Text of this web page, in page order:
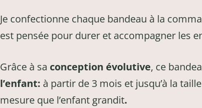
Je confectionne chaque bandeau à la
est pensée pour durer et accompagner les
Grâce à sa conception évolutive, ce
l’enfant: à partir de 3 mois et jusqu’à la
mesure que l’enfant grandit.